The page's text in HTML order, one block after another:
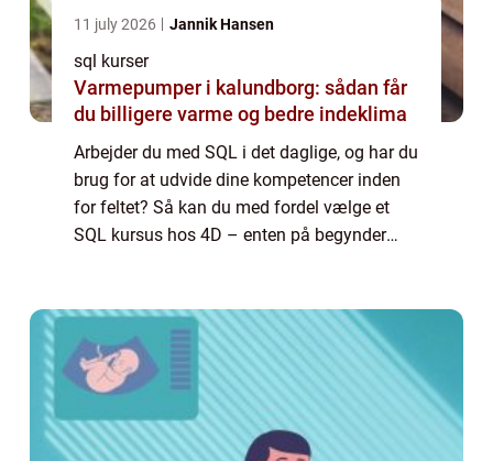
11 july 2026 Jannik Hansen
sql kurser
Varmepumper i kalundborg: sådan får
du billigere varme og bedre indeklima
Arbejder du med SQL i det daglige, og har du
brug for at udvide dine kompetencer inden
for feltet? Så kan du med fordel vælge et
SQL kursus hos 4D – enten på begynder